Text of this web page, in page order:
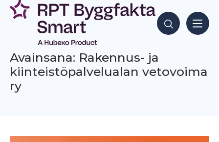
Siirry
sisältöön
Hae sisältöjä
Avainsana: Rakennus- ja
kiinteistöpalvelualan vetovoima
ry